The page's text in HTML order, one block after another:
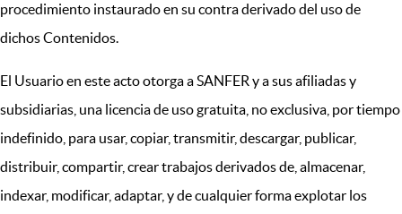
procedimiento instaurado en su contra derivado del uso de
dichos Contenidos.
El Usuario en este acto otorga a SANFER y a sus afiliadas y
subsidiarias, una licencia de uso gratuita, no exclusiva, por tiempo
indefinido, para usar, copiar, transmitir, descargar, publicar,
distribuir, compartir, crear trabajos derivados de, almacenar,
indexar, modificar, adaptar, y de cualquier forma explotar los